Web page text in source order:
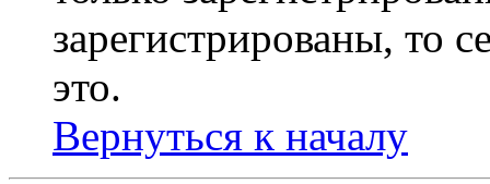
зарегистрированы, то
это.
Вернуться к началу